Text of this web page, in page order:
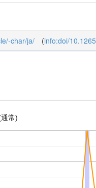
char/ja/ (info:doi/
常)